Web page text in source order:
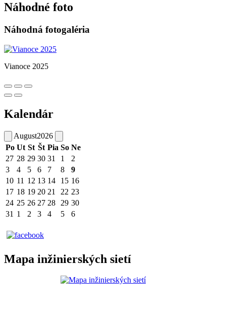
Náhodné foto
Náhodná fotogaléria
Vianoce 2025
Kalendár
August2026
Po Ut St Št Pia So Ne
27 28 29 30 31 1
2
3
4 5 6 7 8
9
10 11 12 13 14 15 16
17 18 19 20 21 22 23
24 25 26 27 28 29 30
31 1 2 3 4 5 6
Mapa inžinierských sietí